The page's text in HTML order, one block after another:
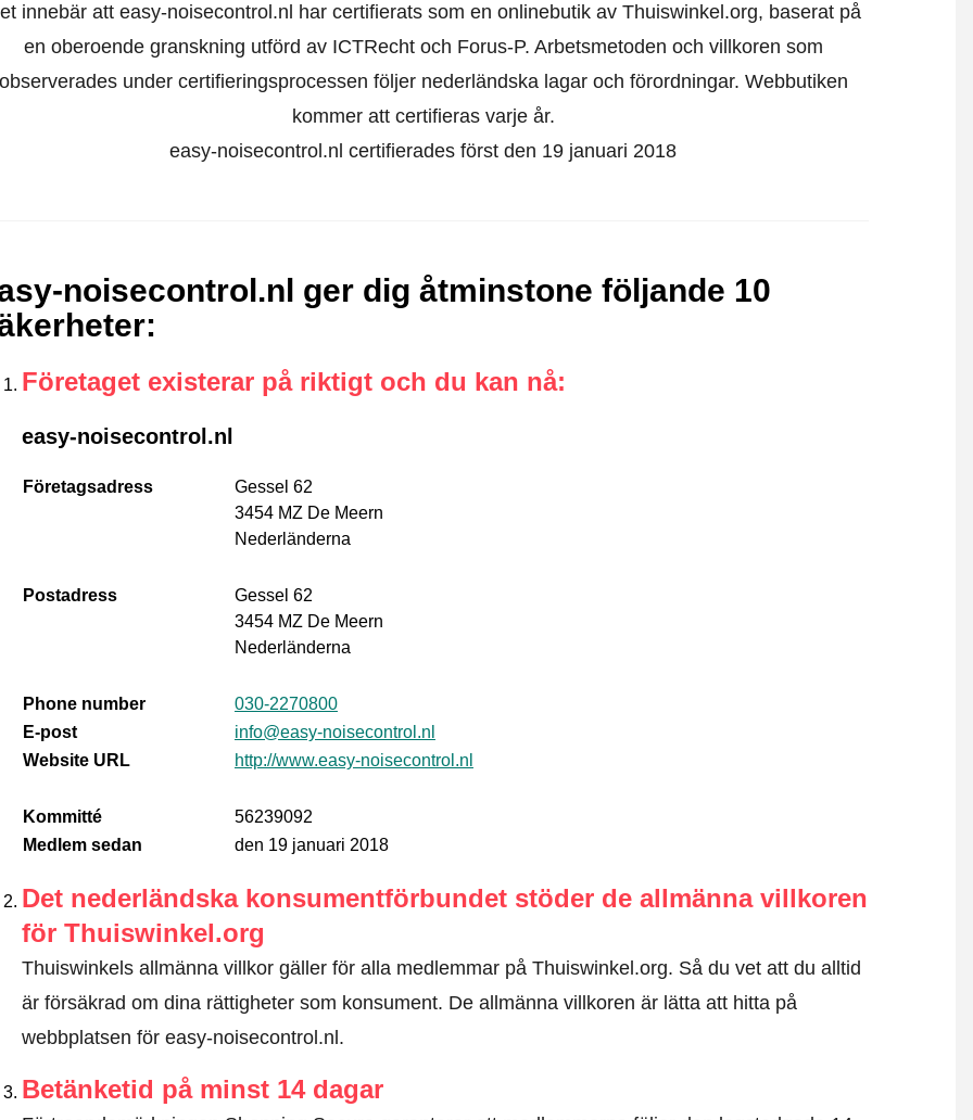
innebär att easy-noisecontrol.nl har certifierats som en onlinebutik av Thuiswinkel.org, baserat på
en oberoende granskning utförd av ICTRecht och Forus-P. Arbetsmetoden och villkoren som
under certifieringsprocessen följer nederländska lagar och förordningar. Webbutiken
kommer att certifieras varje år.
easy-noisecontrol.nl certifierades först den 19 januari 2018
noisecontrol.nl ger dig åtminstone följande 10
:
Företaget existerar på riktigt och du kan nå:
easy-noisecontrol.nl
Företagsadress
Gessel 62
3454 MZ De Meern
Nederländerna
Postadress
Gessel 62
3454 MZ De Meern
Nederländerna
Phone number
030-2270800
E-post
info@easy-noisecontrol.nl
Website URL
http://www.easy-noisecontrol.nl
Kommitté
56239092
Medlem sedan
den 19 januari 2018
Det nederländska konsumentförbundet stöder de allmänna villkoren
för Thuiswinkel.org
Thuiswinkels allmänna villkor gäller för alla medlemmar på Thuiswinkel.org. Så du vet att du alltid
är försäkrad om dina rättigheter som konsument. De allmänna villkoren är lätta att hitta på
webbplatsen för easy-noisecontrol.nl.
Betänketid på minst 14 dagar